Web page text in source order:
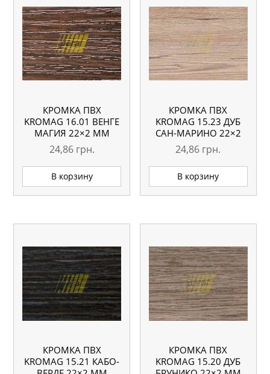
КРОМКА ПВХ
KROMAG 16.01 ВЕНГЕ
МАГИЯ 22×2 ММ
24,86 грн.
В корзину
КРОМКА ПВХ
KROMAG 15.23 ДУБ
САН-МАРИНО 22×2
ММ
24,86 грн.
В корзину
КРОМКА ПВХ
KROMAG 15.21 КАБО-
КРОМКА ПВХ
KROMAG 15.20 ДУБ